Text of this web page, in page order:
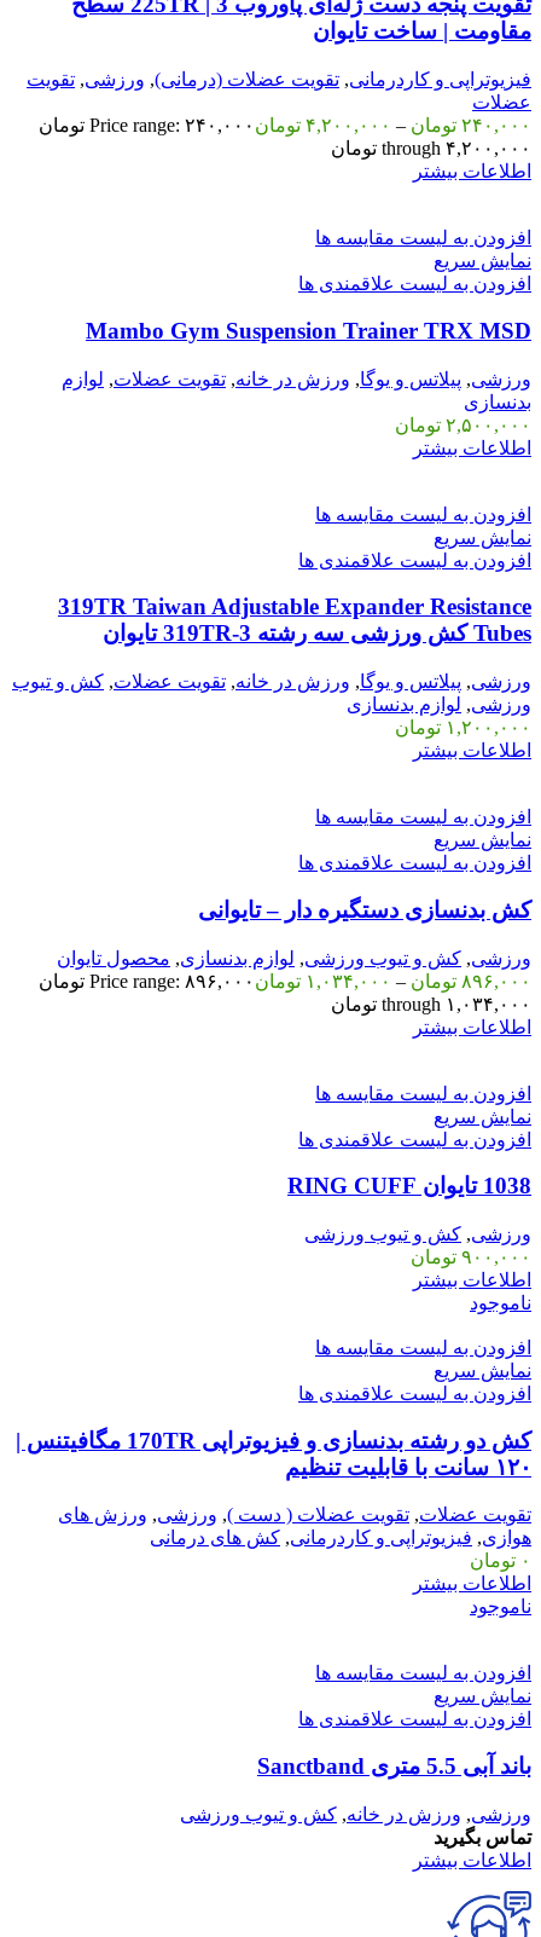
مقاومت | ساخت تایوان
فیزیوتراپی و کاردرمانی, تقویت عضلات (درمانی), ورزشی, تقویت
عضلات
۲۴۰,۰۰۰ تومان – ۴,۲۰۰,۰۰۰ تومان
Price range: ۲۴۰,۰۰۰ تومان
through ۴,۲۰۰,۰۰۰ تومان
اطلاعات بیشتر
افزودن به لیست مقایسه ها
نمایش سریع
افزودن به لیست علاقمندی ها
Mambo Gym Suspension Trainer TRX MSD
ورزشی, پیلاتس و یوگا, ورزش در خانه, تقویت عضلات, لوازم
بدنسازی
۲,۵۰۰,۰۰۰ تومان
اطلاعات بیشتر
افزودن به لیست مقایسه ها
نمایش سریع
افزودن به لیست علاقمندی ها
319TR Taiwan Adjustable Expander Resistance
Tubes کش ورزشی سه رشته 3-319TR تایوان
ورزشی, پیلاتس و یوگا, ورزش در خانه, تقویت عضلات, کش و تیوب
ورزشی, لوازم بدنسازی
۱,۲۰۰,۰۰۰ تومان
اطلاعات بیشتر
افزودن به لیست مقایسه ها
نمایش سریع
افزودن به لیست علاقمندی ها
کش بدنسازی دستگیره دار – تایوانی
ورزشی, کش و تیوب ورزشی, لوازم بدنسازی, محصول تایوان
۸۹۶,۰۰۰ تومان – ۱,۰۳۴,۰۰۰ تومان
Price range: ۸۹۶,۰۰۰ تومان
through ۱,۰۳۴,۰۰۰ تومان
اطلاعات بیشتر
افزودن به لیست مقایسه ها
نمایش سریع
افزودن به لیست علاقمندی ها
1038 تایوان RING CUFF
ورزشی, کش و تیوب ورزشی
۹۰۰,۰۰۰ تومان
اطلاعات بیشتر
ناموجود
افزودن به لیست مقایسه ها
نمایش سریع
افزودن به لیست علاقمندی ها
کش دو رشته بدنسازی و فیزیوتراپی 170TR مگافیتنس |
۱۲۰ سانت با قابلیت تنظیم
تقویت عضلات, تقویت عضلات ( دست ), ورزشی, ورزش های
هوازی, فیزیوتراپی و کاردرمانی, کش های درمانی
۰ تومان
اطلاعات بیشتر
ناموجود
افزودن به لیست مقایسه ها
نمایش سریع
افزودن به لیست علاقمندی ها
باند آبی 5.5 متری Sanctband
ورزشی, ورزش در خانه, کش و تیوب ورزشی
تماس بگیرید
اطلاعات بیشتر